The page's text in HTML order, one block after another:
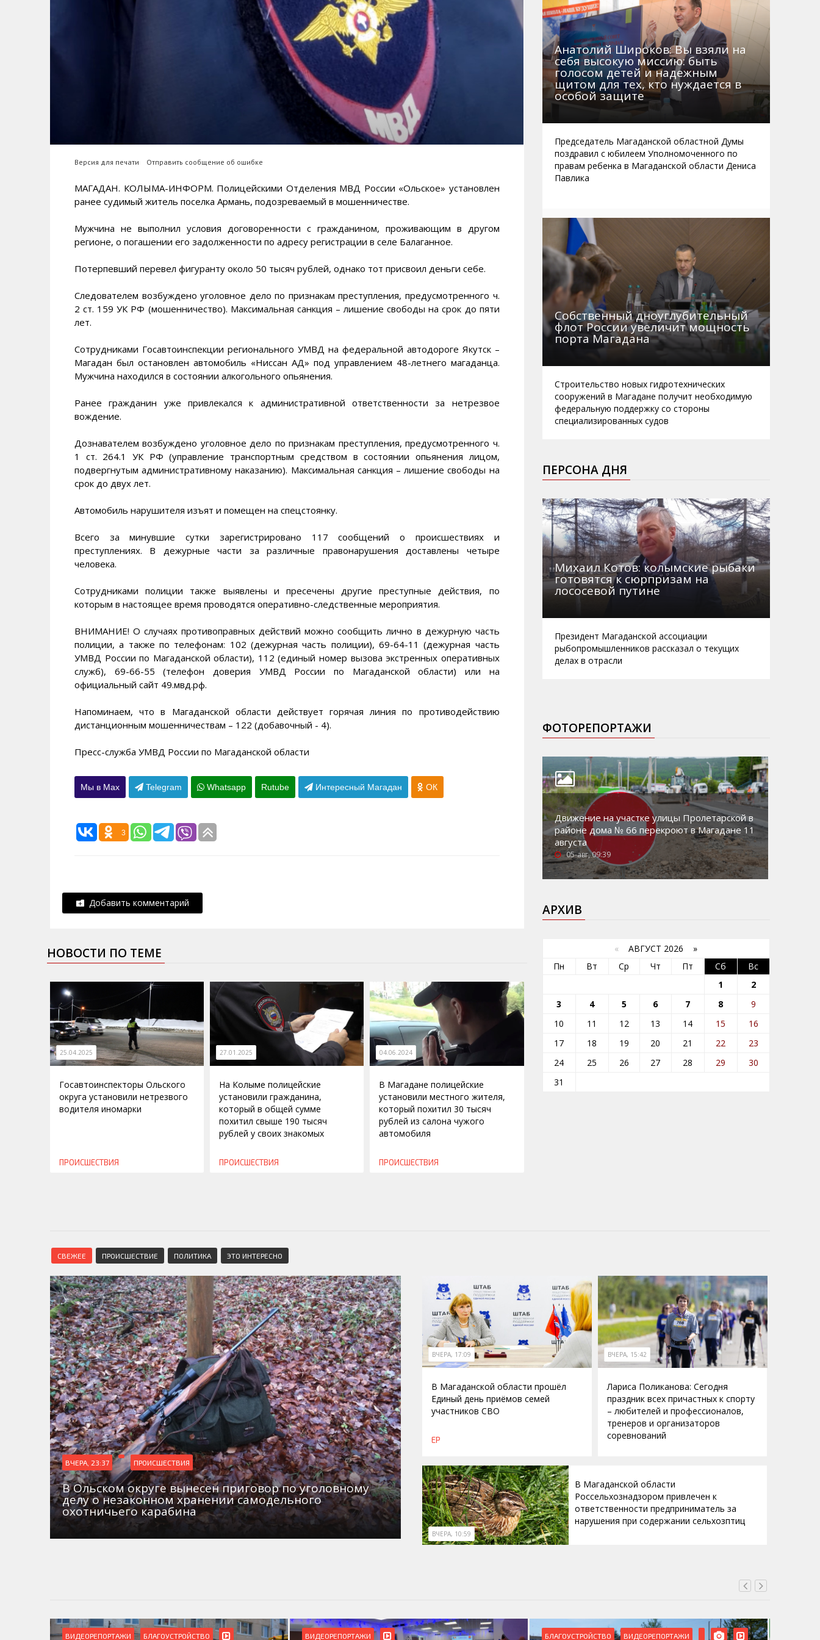
Версия для печати Отправить сообщение об ошибке
МАГАДАН. КОЛЫМА-ИНФОРМ. Полицейскими Отделения МВД России «Ольское» установлен
ранее судимый житель поселка Армань, подозреваемый в мошенничестве.
Мужчина не выполнил условия договоренности с гражданином, проживающим в другом
регионе, о погашении его задолженности по адресу регистрации в селе Балаганное.
Потерпевший перевел фигуранту около 50 тысяч рублей, однако тот присвоил деньги себе.
Следователем возбуждено уголовное дело по признакам преступления, предусмотренного ч.
2 ст. 159 УК РФ (мошенничество). Максимальная санкция – лишение свободы на срок до пяти
лет.
Сотрудниками Госавтоинспекции регионального УМВД на федеральной автодороге Якутск –
Магадан был остановлен автомобиль «Ниссан АД» под управлением 48-летнего магаданца.
Мужчина находился в состоянии алкогольного опьянения.
Ранее гражданин уже привлекался к административной ответственности за нетрезвое
вождение.
Дознавателем возбуждено уголовное дело по признакам преступления, предусмотренного ч.
1 ст. 264.1 УК РФ (управление транспортным средством в состоянии опьянения лицом,
подвергнутым административному наказанию). Максимальная санкция – лишение свободы на
срок до двух лет.
Автомобиль нарушителя изъят и помещен на спецстоянку.
Всего за минувшие сутки зарегистрировано 117 сообщений о происшествиях и
преступлениях. В дежурные части за различные правонарушения доставлены четыре
человека.
Сотрудниками полиции также выявлены и пресечены другие преступные действия, по
которым в настоящее время проводятся оперативно-следственные мероприятия.
ВНИМАНИЕ! О случаях противоправных действий можно сообщить лично в дежурную часть
полиции, а также по телефонам: 102 (дежурная часть полиции), 69-64-11 (дежурная часть
УМВД России по Магаданской области), 112 (единый номер вызова экстренных оперативных
служб), 69-66-55 (телефон доверия УМВД России по Магаданской области) или на
официальный сайт 49.мвд.рф.
Напоминаем, что в Магаданской области действует горячая линия по противодействию
дистанционным мошенничествам – 122 (добавочный - 4).
Пресс-служба УМВД России по Магаданской области
Мы в Max Telegram Whatsapp Rutube Интересный Магадан ОК
3
Добавить комментарий
НОВОСТИ ПО ТЕМЕ
25.04.2025
Госавтоинспекторы Ольского
округа установили нетрезвого
водителя иномарки
ПРОИСШЕСТВИЯ
27.01.2025
На Колыме полицейские
установили гражданина,
который в общей сумме
похитил свыше 190 тысяч
рублей у своих знакомых
ПРОИСШЕСТВИЯ
04.06.2024
В Магадане полицейские
установили местного жителя,
который похитил 30 тысяч
рублей из салона чужого
автомобиля
ПРОИСШЕСТВИЯ
Анатолий Широков: Вы взяли на
себя высокую миссию: быть
голосом детей и надежным
щитом для тех, кто нуждается в
особой защите
Председатель Магаданской областной Думы
поздравил с юбилеем Уполномоченного по
правам ребенка в Магаданской области Дениса
Павлика
Собственный дноуглубительный
флот России увеличит мощность
порта Магадана
Строительство новых гидротехнических
сооружений в Магадане получит необходимую
федеральную поддержку со стороны
специализированных судов
ПЕРСОНА ДНЯ
Михаил Котов: колымские рыбаки
готовятся к сюрпризам на
лососевой путине
Президент Магаданской ассоциации
рыбопромышленников рассказал о текущих
делах в отрасли
ФОТОРЕПОРТАЖИ
Движение на участке улицы Пролетарской в
районе дома № 66 перекроют в Магадане 11
августа
05-авг, 09:39
АРХИВ
« АВГУСТ 2026 »
Пн
Вт Ср Чт Пт Сб
Вс
1
2
3
4 5 6 7 8
9
10
11 12 13 14 15
16
17
18 19 20 21 22
23
24
25 26 27 28 29
30
31
СВЕЖЕЕ ПРОИСШЕСТВИЕ ПОЛИТИКА ЭТО ИНТЕРЕСНО
ВЧЕРА, 23:37 ПРОИСШЕСТВИЯ
В Ольском округе вынесен приговор по уголовному
делу о незаконном хранении самодельного
охотничьего карабина
ВЧЕРА, 17:09
В Магаданской области прошёл
Единый день приёмов семей
участников СВО
ЕР
ВЧЕРА, 15:42
Лариса Поликанова: Сегодня
праздник всех причастных к спорту
– любителей и профессионалов,
тренеров и организаторов
соревнований
ВЧЕРА, 10:59
В Магаданской области
Россельхознадзором привлечен к
ответственности предприниматель за
нарушения при содержании сельхозптиц
ВИДЕОРЕПОРТАЖИ БЛАГОУСТРОЙСТВО ВИДЕОРЕПОРТАЖИ БЛАГОУСТРОЙСТВО ВИДЕОРЕПОРТАЖИ